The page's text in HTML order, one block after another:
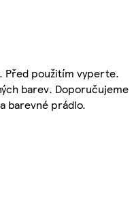
Před použitím vyperte.
barev. Doporučujeme
barevné prádlo.